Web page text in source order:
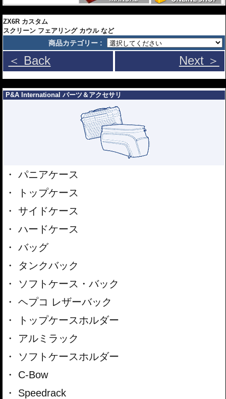
ZX6R カスタム
スクリーン フェアリング カウル など
商品カテゴリー :
＜ Back Next ＞
P&A International パーツ＆アクセサリ
パニアケース
トップケース
サイドケース
ハードケース
バッグ
タンクバック
ソフトケース・バック
ヘプコ レザーバック
トップケースホルダー
アルミラック
ソフトケースホルダー
C-Bow
Speedrack